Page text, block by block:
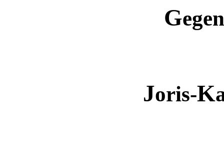
G
Joris-K